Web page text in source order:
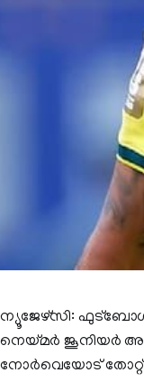
ന്യൂജേഴ്സി:
നെയ്മർ ജൂനിയർ
നോർവെയോട് തോറ്റ്